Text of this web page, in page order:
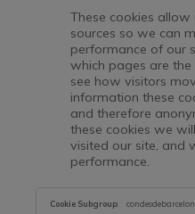
These cookies
sources so we can
performance of our
which pages are
see how visitors
information these
and therefore
these cookies we
visited our site, and
performance.
Cookies